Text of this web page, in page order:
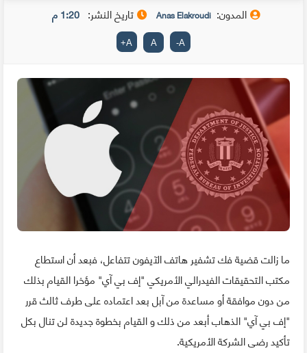
المدون: Anas Elakroudi تاريخ النشر: 1:20 م
A
-
A
A
+
ما زالت قضية فك تشفير هاتف الآيفون تتفاعل، فبعد أن استطاع
مكتب التحقيقات الفيدرالي الأمريكي "إف بي آي" مؤخرا القيام بذلك
من دون موافقة أو مساعدة من آبل بعد اعتماده على طرف ثالث قرر
"إف بي آي" الذهاب أبعد من ذلك و القيام بخطوة جديدة لن تنال بكل
تأكيد رضى الشركة الأمريكية.